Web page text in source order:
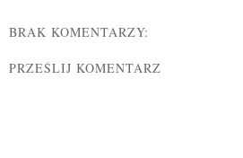
BRAK KOMENTARZY:
PRZEŚLIJ KOMENTARZ